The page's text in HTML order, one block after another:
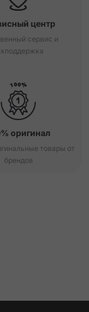
центр
сервис и
оригинал
товары от
брендов